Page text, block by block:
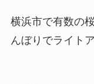
横浜市で有数の
んぼりでライト